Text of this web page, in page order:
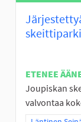
ETENEE
Joupiskan
valvontaa